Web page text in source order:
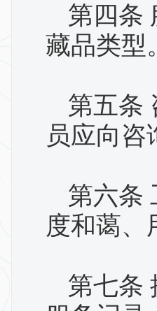
第四条
藏品类型
第五条
员应向
第六条
度和蔼、
第七条